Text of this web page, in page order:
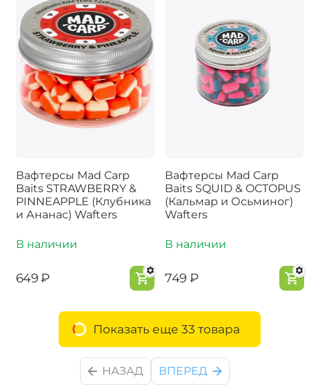
Вафтерсы Mad Carp
Baits STRAWBERRY &
PINNEAPPLE (Клубника
и Ананас) Wafters
В наличии
‍649‍ ₽
Вафтерсы Mad Carp
Baits SQUID & OCTOPUS
(Кальмар и Осьминог)
Wafters
В наличии
‍749‍ ₽
Показать еще 33 товара
НАЗАД ВПЕРЕД